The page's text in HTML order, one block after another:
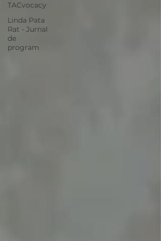
TACvocacy
Linda Pata
Rat - Jurnal
de
program